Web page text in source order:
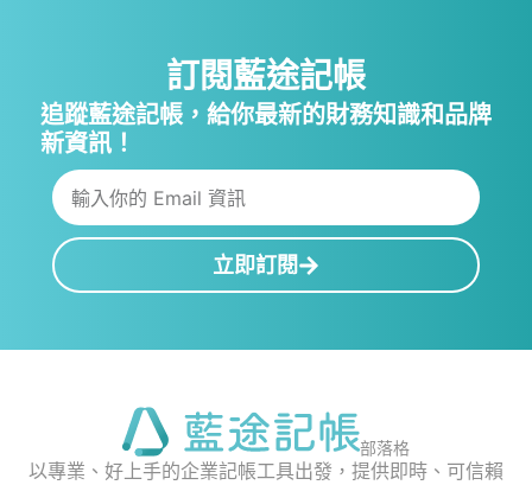
訂閱藍途記帳
追蹤藍途記帳，給你最新的財務知識和品牌
新資訊！
立即訂閱
部落格
以專業、好上手的企業記帳工具出發，提供即時、可信賴